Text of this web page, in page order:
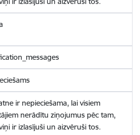
ir nepieciešama, lai visiem
nerādītu ziņojumus pēc tam,
ir izlasījuši un aizvēruši tos.